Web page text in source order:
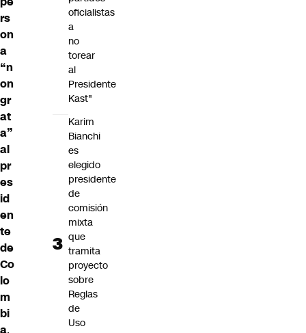
rs
on
a
“n
on
gr
at
a”
al
pr
es
id
en
te
de
Co
lo
m
bi
oficialistas
a
no
torear
al
Presidente
Kast"
Karim
Bianchi
es
elegido
presidente
de
comisión
mixta
que
tramita
proyecto
sobre
Reglas
de
Uso